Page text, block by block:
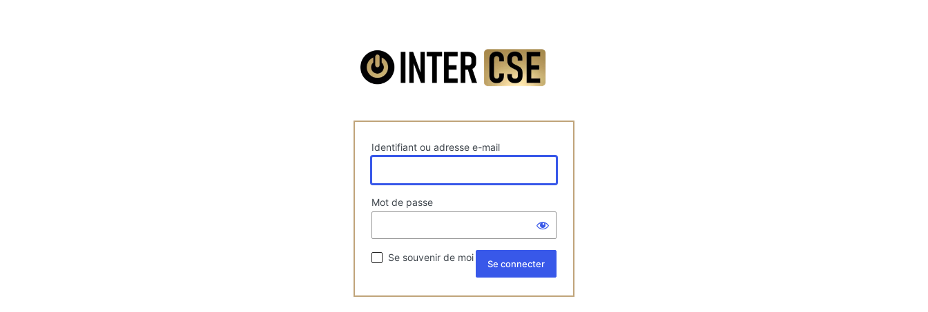
Identifiant ou adresse e-mail
Mot de passe
Se souvenir de moi